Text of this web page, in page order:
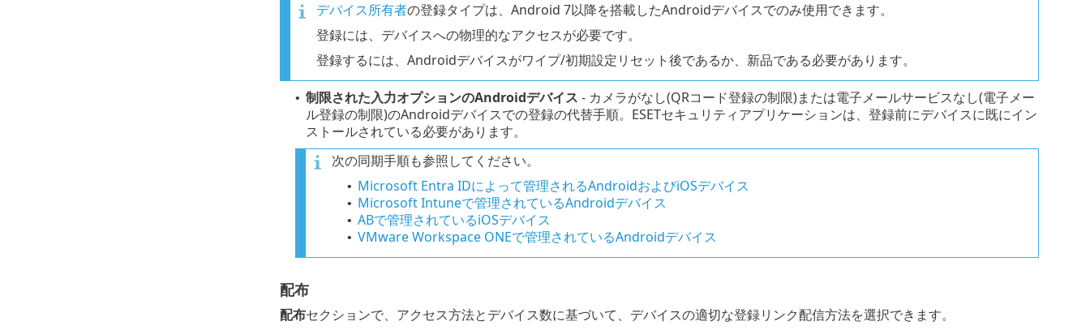
デバイス所有者の登録タイプは、Android 7以降を搭載したAndroidデバイスでのみ使用できます。
登録には、デバイスへの物理的なアクセスが必要です。
登録するには、Androidデバイスがワイプ/初期設定リセット後であるか、新品である必要があります。
• 制限された入力オプションのAndroidデバイス - カメラがなし(QRコード登録の制限)または電子メールサービスなし(電子メー
ル登録の制限)のAndroidデバイスでの登録の代替手順。ESETセキュリティアプリケーションは、登録前にデバイスに既にイン
ストールされている必要があります。
次の同期手順も参照してください。
• Microsoft Entra IDによって管理されるAndroidおよびiOSデバイス
• Microsoft Intuneで管理されているAndroidデバイス
• ABで管理されているiOSデバイス
• VMware Workspace ONEで管理されているAndroidデバイス
配布
配布セクションで、アクセス方法とデバイス数に基づいて、デバイスの適切な登録リンク配信方法を選択できます。